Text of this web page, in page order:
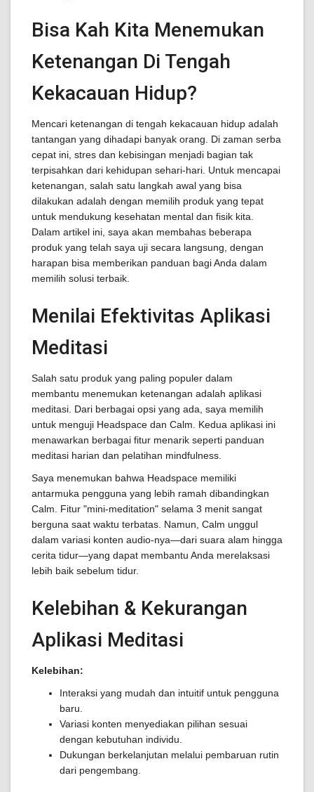
Bisa Kah Kita Menemukan
Ketenangan Di Tengah
Kekacauan Hidup?
Mencari ketenangan di tengah kekacauan hidup adalah
tantangan yang dihadapi banyak orang. Di zaman serba
cepat ini, stres dan kebisingan menjadi bagian tak
terpisahkan dari kehidupan sehari-hari. Untuk mencapai
ketenangan, salah satu langkah awal yang bisa
dilakukan adalah dengan memilih produk yang tepat
untuk mendukung kesehatan mental dan fisik kita.
Dalam artikel ini, saya akan membahas beberapa
produk yang telah saya uji secara langsung, dengan
harapan bisa memberikan panduan bagi Anda dalam
memilih solusi terbaik.
Menilai Efektivitas Aplikasi
Meditasi
Salah satu produk yang paling populer dalam
membantu menemukan ketenangan adalah aplikasi
meditasi. Dari berbagai opsi yang ada, saya memilih
untuk menguji Headspace dan Calm. Kedua aplikasi ini
menawarkan berbagai fitur menarik seperti panduan
meditasi harian dan pelatihan mindfulness.
Saya menemukan bahwa Headspace memiliki
antarmuka pengguna yang lebih ramah dibandingkan
Calm. Fitur "mini-meditation" selama 3 menit sangat
berguna saat waktu terbatas. Namun, Calm unggul
dalam variasi konten audio-nya—dari suara alam hingga
cerita tidur—yang dapat membantu Anda merelaksasi
lebih baik sebelum tidur.
Kelebihan & Kekurangan
Aplikasi Meditasi
Kelebihan:
Interaksi yang mudah dan intuitif untuk pengguna
baru.
Variasi konten menyediakan pilihan sesuai
dengan kebutuhan individu.
Dukungan berkelanjutan melalui pembaruan rutin
dari pengembang.